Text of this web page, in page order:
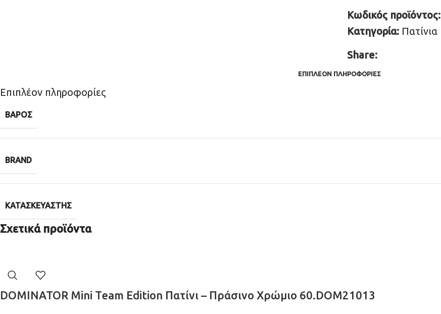
Κωδικός προϊόντος:
Κατηγορία: Πατίνια
Share:
ΕΠΙΠΛΈΟΝ ΠΛΗΡΟΦΟΡΊΕΣ
Επιπλέον πληροφορίες
ΒΆΡΟΣ
BRAND
ΚΑΤΑΣΚΕΥΑΣΤΉΣ
Σχετικά προϊόντα
DOMINATOR Mini Team Edition Πατίνι – Πράσινο Χρώμιο 60.DOM21013